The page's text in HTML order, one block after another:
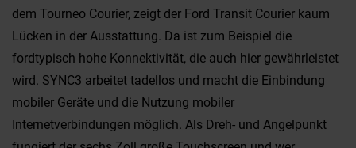
dem Tourneo Courier, zeigt der Ford Transit Courier kaum
Lücken in der Ausstattung. Da ist zum Beispiel die
fordtypisch hohe Konnektivität, die auch hier gewährleistet
wird. SYNC3 arbeitet tadellos und macht die Einbindung
mobiler Geräte und die Nutzung mobiler
Internetverbindungen möglich. Als Dreh- und Angelpunkt